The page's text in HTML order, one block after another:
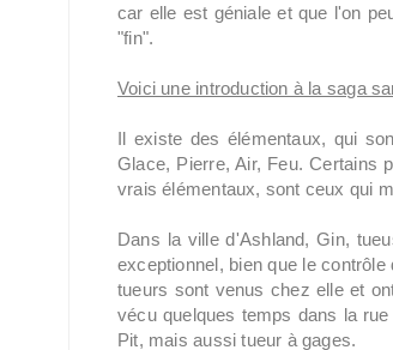
car elle est géniale et que l'on
"fin".
Voici une introduction à la saga
Il existe des élémentaux, qui
Glace, Pierre, Air, Feu. Certains
vrais élémentaux, sont ceux qui
Dans la ville d'Ashland, Gin,
exceptionnel, bien que le
tueurs sont venus chez elle et
vécu quelques temps dans la
Pit, mais aussi tueur à gages.